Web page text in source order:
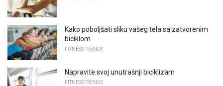
Kako poboljšati sliku vašeg tela sa zatvorenim
biciklom
FITNESS TRENDS
Napravite svoj unutrašnji biciklizam
FITNESS TRENDS